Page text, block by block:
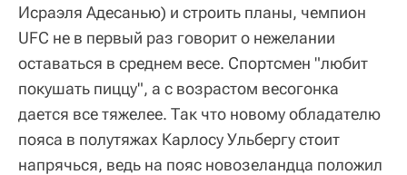
Исраэля Адесанью) и строить планы, чемпион
UFC не в первый раз говорит о нежелании
оставаться в среднем весе. Спортсмен "любит
покушать пиццу", а с возрастом весогонка
дается все тяжелее. Так что новому обладателю
пояса в полутяжах Карлосу Ульбергу стоит
напрячься, ведь на пояс новозеландца положил